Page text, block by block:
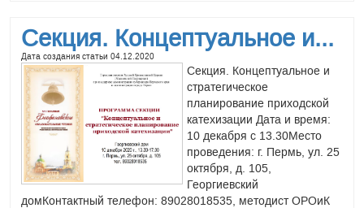
Секция. Концептуальное и...
Дата создания статьи 04.12.2020
Секция. Концептуальное и
стратегическое
планирование приходской
катехизации Дата и время:
10 декабря с 13.30Место
проведения: г. Пермь, ул. 25
октября, д. 105,
Георгиевский
домКонтактный телефон: 89028018535, методист ОРОиК
Христианская антропология, Комплект для освоения
церковнославянской грамоты. Храмушин Александр
Сергеевич, преподаватель воскресной школы для взрослых
храма св. князя Владимира г. Перми. 4. Построение
системы работы в Школе православия для взрослых по
дисциплине «Наш православный Пермский край» на
приходе храма св. вмч. Георгия Победоносца г. Перми.
Норина Надежда Ивановна, преподаватель Школы
православия для взрослых в храме св.вмч. Георгия...
Читать далее...Просмотров